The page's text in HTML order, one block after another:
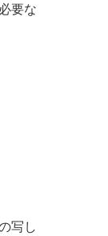
要な
写し